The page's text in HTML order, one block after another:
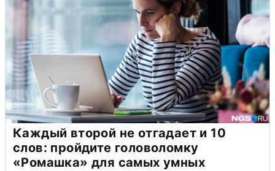
Каждый второй не отгадает и 10
слов: пройдите головоломку
«Ромашка» для самых умных